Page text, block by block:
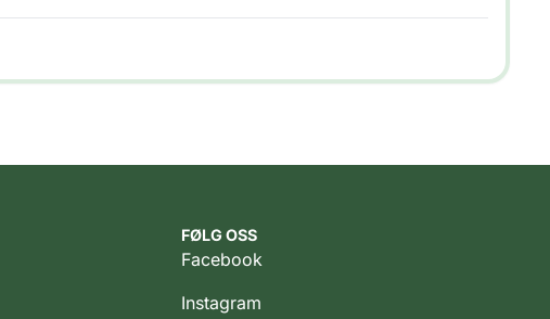
FØLG OSS
Facebook
Instagram